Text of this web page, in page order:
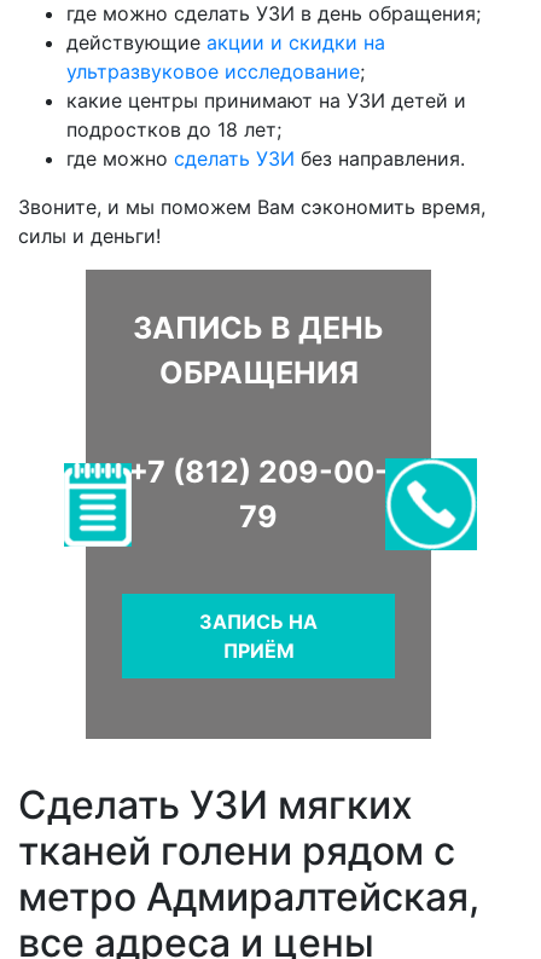
где можно сделать УЗИ в день обращения;
действующие акции и скидки на
ультразвуковое исследование;
какие центры принимают на УЗИ детей и
подростков до 18 лет;
где можно сделать УЗИ без направления.
Звоните, и мы поможем Вам сэкономить время,
силы и деньги!
ЗАПИСЬ В ДЕНЬ
ОБРАЩЕНИЯ
+7 (812) 209-00-
79
ЗАПИСЬ НА
ПРИЁМ
Сделать УЗИ мягких
тканей голени рядом с
метро Адмиралтейская,
все адреса и цены